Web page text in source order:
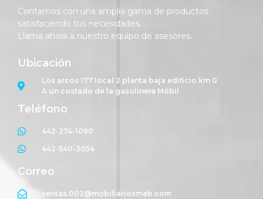
Contamos con una amplia gama de productos
satisfaciendo tus necesidades.
Llama ahora a nuestro equipo de asesores.
Ubicación
Los arcos 177 local 2 planta baja edificio km 0
A un costado de la gasolinera Móbil
Teléfono
442-274-1060
442-540-3054
Correo
ventas.002@mobiliariosmeb.com